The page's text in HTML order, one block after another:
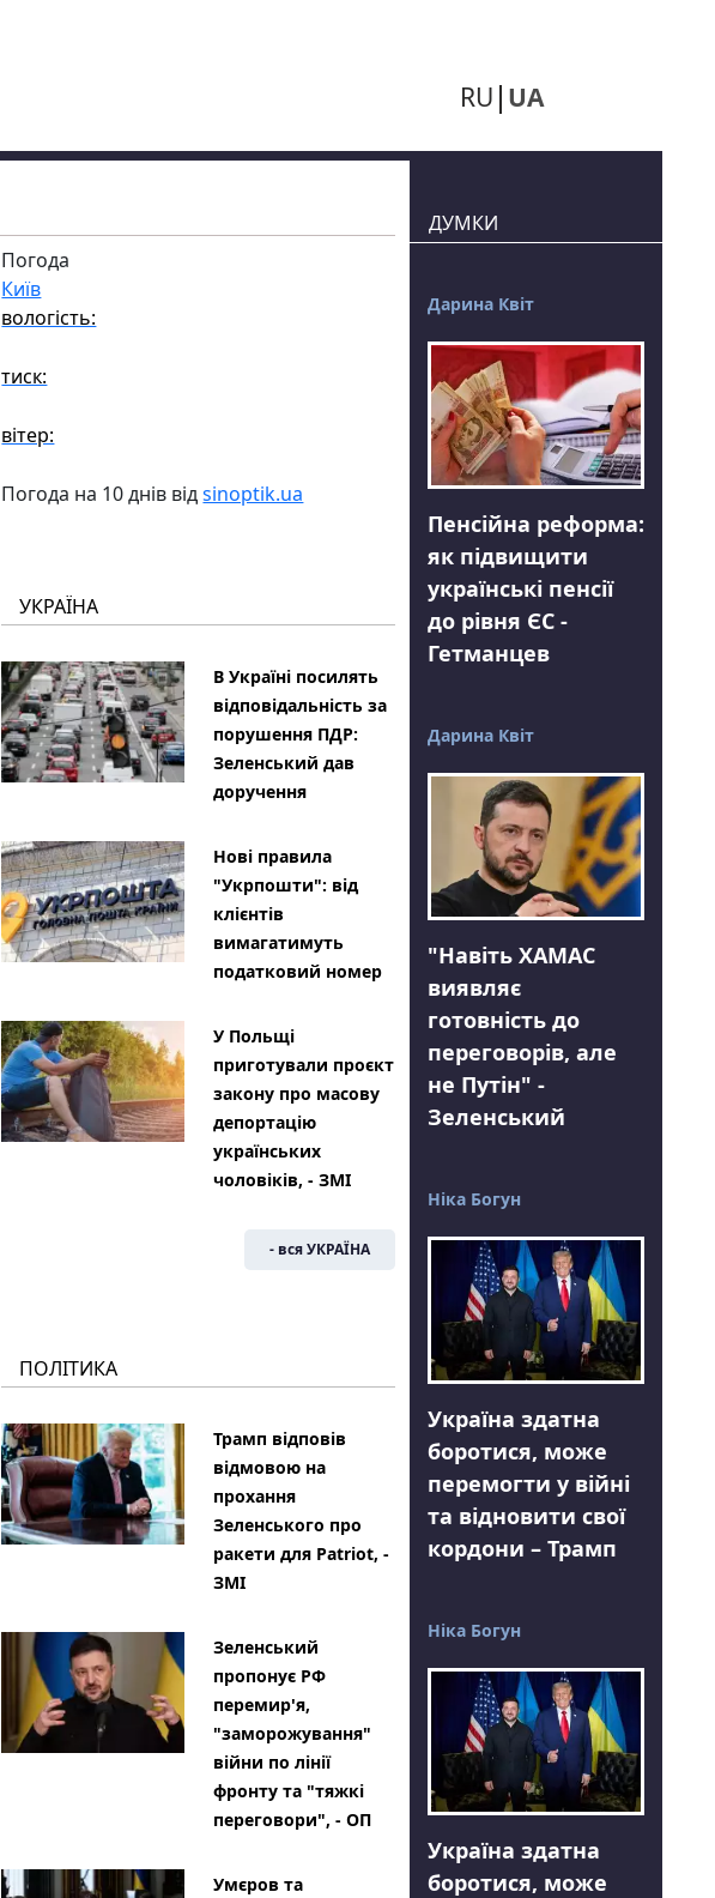
RU UA
Погода
Київ
вологість:
тиск:
вітер:
Погода на 10 днів відsinoptik.ua
УКРАЇНА
В Україні посилять
відповідальність за
порушення ПДР:
Зеленський дав
доручення
Нові правила
"Укрпошти": від
клієнтів
вимагатимуть
податковий номер
У Польщі
приготували проєкт
закону про масову
депортацію
українських
чоловіків, - ЗМІ
- вся УКРАЇНА
ПОЛІТИКА
Трамп відповів
відмовою на
прохання
Зеленського про
ракети для Patriot, -
ЗМІ
Зеленський
пропонує РФ
перемир'я,
"заморожування"
війни по лінії
фронту та "тяжкі
переговори", - ОП
Умєров та
ДУМКИ
Дарина Квіт
Пенсійна реформа:
як підвищити
українські пенсії
до рівня ЄС -
Гетманцев
Дарина Квіт
"Навіть ХАМАС
виявляє
готовність до
переговорів, але
не Путін" -
Зеленський
Ніка Богун
Україна здатна
боротися, може
перемогти у війні
та відновити свої
кордони – Трамп
Ніка Богун
Україна здатна
боротися, може